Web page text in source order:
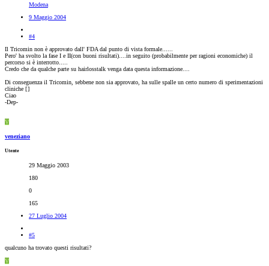
Modena
9 Maggio 2004
#4
Il Tricomin non è approvato dall' FDA dal punto di vista formale......
Pero' ha svolto la fase I e II(con buoni risultati)....in seguito (probabilmente per ragioni economiche) il
percorso si è interrotto.....
Credo che da qualche parte su hairlosstalk venga data questa informazione....
Di conseguenza il Tricomin, sebbene non sia approvato, ha sulle spalle un certo numero di sperimentazioni
cliniche []
Ciao
-Dep-
V
veneziano
Utente
29 Maggio 2003
180
0
165
27 Luglio 2004
#5
qualcuno ha trovato questi risultati?
V